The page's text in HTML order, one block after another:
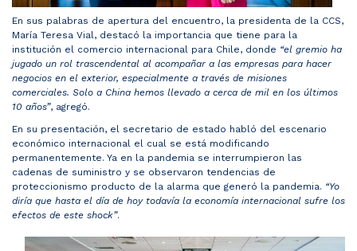
En sus palabras de apertura del encuentro, la presidenta de la CCS,
María Teresa Vial, destacó la importancia que tiene para la
institución el comercio internacional para Chile, donde “el gremio ha
jugado un rol trascendental al acompañar a las empresas para hacer
negocios en el exterior, especialmente a través de misiones
comerciales. Solo a China hemos llevado a cerca de mil en los últimos
10 años”, agregó.
En su presentación, el secretario de estado habló del escenario
económico internacional el cual se está modificando
permanentemente. Ya en la pandemia se interrumpieron las
cadenas de suministro y se observaron tendencias de
proteccionismo producto de la alarma que generó la pandemia. “Yo
diría que hasta el día de hoy todavía la economía internacional sufre los
efectos de este shock”.